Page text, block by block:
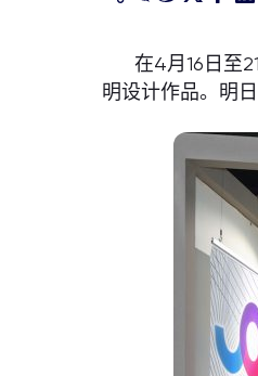
在4月16日至
明设计作品。明